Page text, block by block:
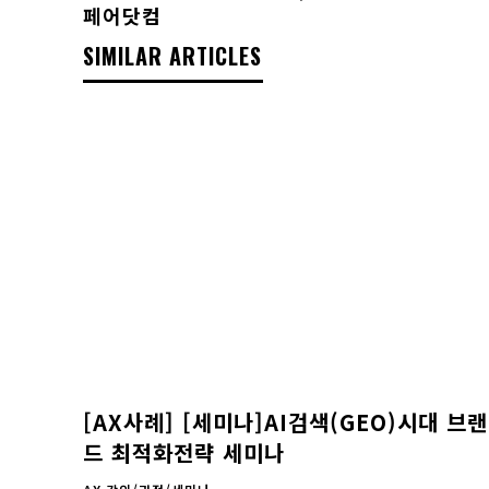
페어닷컴
SIMILAR ARTICLES
[AX사례] [세미나]AI검색(GEO)시대 브랜
드 최적화전략 세미나